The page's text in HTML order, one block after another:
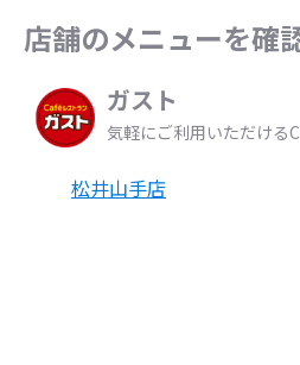
店舗のメニューを確
ガスト
気軽にご利用いただける
松井山手店